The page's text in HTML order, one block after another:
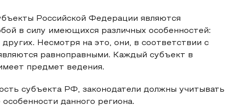
Российской Федерации являются
в силу имеющихся различных особенностей:
Несмотря на это, они, в соответствии с
равноправными. Каждый субъект в
предмет ведения.
субъекта РФ, законодатели должны учитывать
данного региона.